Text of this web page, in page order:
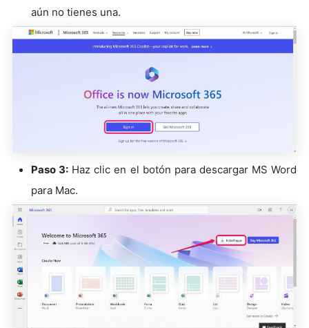
aún no tienes una.
Paso 3: Haz clic en el botón para descargar MS Word
para Mac.